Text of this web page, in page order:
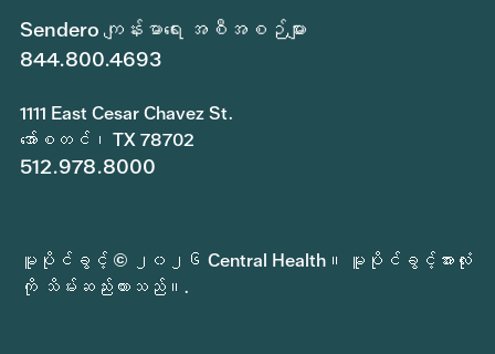
Sendero ကျန်းမာရေး အစီအစဉ်များ
844.800.4693
1111 East Cesar Chavez St.
အော်စတင်၊ TX 78702
512.978.8000
မူပိုင်ခွင့် © ၂၀၂၆ Central Health။ မူပိုင်ခွင့်အားလုံး
ကို သိမ်းဆည်းထားသည်။.